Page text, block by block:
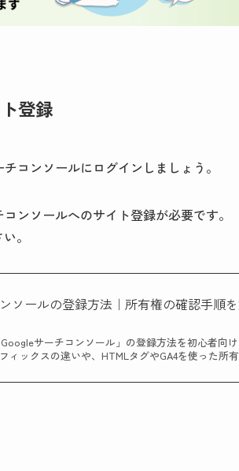
登録
コンソールにログインしましょう。
ンソールへのサイト登録が必要です。
。
ソールの登録方法｜所有権の確認手順
サーチコンソール」の登録方法を初心者向
ィックスの違いや、HTMLタグやGA4を使った所